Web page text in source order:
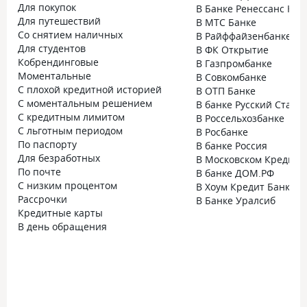
Для покупок
Для путешествий
Со снятием наличных
Для студентов
Кобрендинговые
Моментальные
С плохой кредитной историей
С моментальным решением
С кредитным лимитом
С льготным периодом
По паспорту
Для безработных
По почте
С низким процентом
Рассрочки
Кредитные карты
В день обращения
В Банке Ренессанс
В МТС Банке
В Райффайзенбанке
В ФК Открытие
В Газпромбанке
В Совкомбанке
В ОТП Банке
В банке Русский
В Россельхозбанке
В Росбанке
В банке Россия
В Московском
В банке ДОМ.РФ
В Хоум Кредит Банке
В Банке Уралсиб